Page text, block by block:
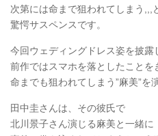
次第には命まで狙われてしまう,,,
驚愕サスペンスです。
今回ウェディングドレス姿を披露
前作ではスマホを落としたことを
命までも狙われてしまう”麻美”を
田中圭さんは、その彼氏で
北川景子さん演じる麻美と一緒に